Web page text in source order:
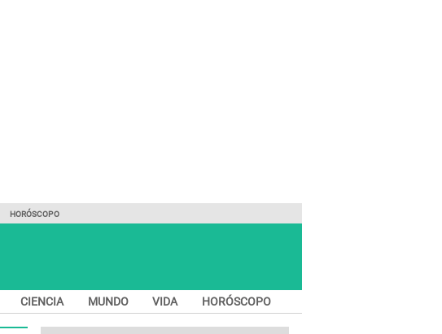
HORÓSCOPO
CIENCIA MUNDO VIDA HORÓSCOPO